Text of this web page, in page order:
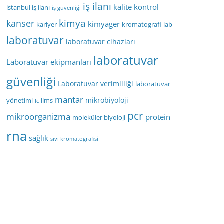
istanbul iş ilanı iş güvenliği iş ilanı kalite kontrol
kanser kariyer kimya kimyager kromatografi lab
laboratuvar laboratuvar cihazları
Laboratuvar ekipmanları laboratuvar
güvenliği Laboratuvar verimliliği laboratuvar
yönetimi lc lims mantar mikrobiyoloji
mikroorganizma moleküler biyoloji pcr protein
rna sağlık sıvı kromatografisi